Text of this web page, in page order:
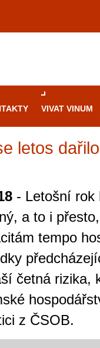
VIVAT VINUM
letos
- Letošní rok
a to i
tempo
četná rizika,
z ČSOB.
Průvodce
Brno je
zajímavé
restaurace,
kde si
hry. V
nabídku her
pravidelné